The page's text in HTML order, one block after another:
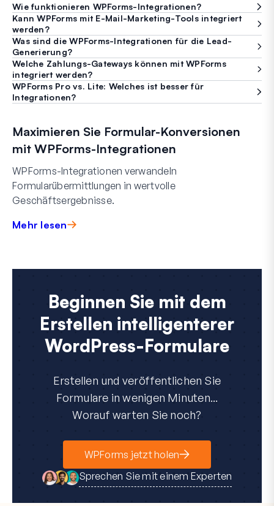
Wie funktionieren WPForms-Integrationen?
Kann WPForms mit E-Mail-Marketing-Tools integriert
werden?
Was sind die WPForms-Integrationen für die Lead-
Generierung?
Welche Zahlungs-Gateways können mit WPForms
integriert werden?
WPForms Pro vs. Lite: Welches ist besser für
Integrationen?
Maximieren Sie Formular-Konversionen
mit WPForms-Integrationen
WPForms-Integrationen verwandeln
Formularübermittlungen in wertvolle
Geschäftsergebnisse.
Mehr lesen
Beginnen Sie mit dem
Erstellen intelligenterer
WordPress-Formulare
Erstellen und veröffentlichen Sie
Formulare in wenigen Minuten...
Worauf warten Sie noch?
WPForms jetzt holen
Sprechen Sie mit einem Experten